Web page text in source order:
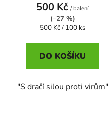
500 Kč/ balení
(–27 %)
Měrná
500 Kč / 100 ks
DO KOŠÍKU
"S dračí silou proti virům"